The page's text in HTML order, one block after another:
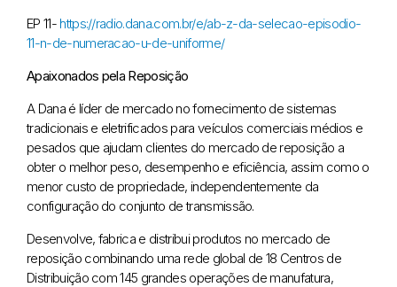
EP 11- https://radio.dana.com.br/e/ab-z-da-selecao-episodio-
11-n-de-numeracao-u-de-uniforme/
Apaixonados pela Reposição
A Dana é líder de mercado no fornecimento de sistemas
tradicionais e eletrificados para veículos comerciais médios e
pesados que ajudam clientes do mercado de reposição a
obter o melhor peso, desempenho e eficiência, assim como o
menor custo de propriedade, independentemente da
configuração do conjunto de transmissão.
Desenvolve, fabrica e distribui produtos no mercado de
reposição combinando uma rede global de 18 Centros de
Distribuição com 145 grandes operações de manufatura,